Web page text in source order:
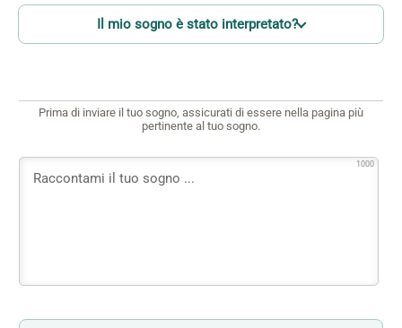
Il mio sogno è stato interpretato?
Prima di inviare il tuo sogno, assicurati di essere nella pagina più
pertinente al tuo sogno.
1000